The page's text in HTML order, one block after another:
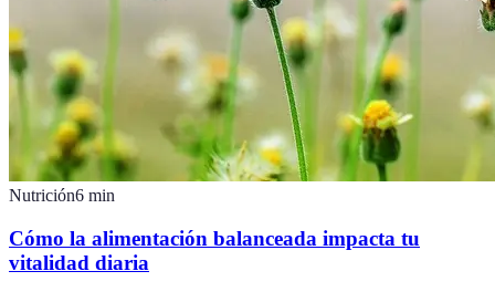
Nutrición6 min
Cómo la alimentación balanceada impacta tu
vitalidad diaria